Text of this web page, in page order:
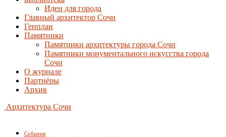
Идеи для города
Главный архитектор Сочи
Генплан
Памятники
Памятники архитектуры города Сочи
Памятники монументального искусства города
Сочи
О журнале
Партнёры
Архив
Архитектура Сочи
События